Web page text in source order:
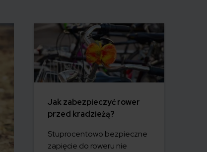
Jak zabezpieczyć rower
przed kradzieżą?
Stuprocentowo bezpieczne
zapięcie do roweru nie